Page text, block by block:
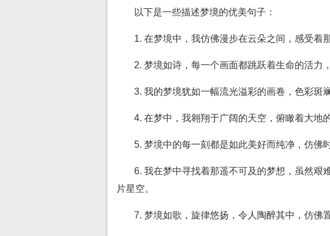
以下是一些描述梦境的优美句子：
1. 在梦境中，我仿佛漫步在云朵之间，感受着
2. 梦境如诗，每一个画面都跳跃着生命的活力
3. 我的梦境犹如一幅流光溢彩的画卷，色彩斑
4. 在梦中，我翱翔于广阔的天空，俯瞰着大地
5. 梦境中的每一刻都是如此美好而纯净，仿佛
6. 我在梦中寻找着那遥不可及的梦想，虽然艰
片星空。
7. 梦境如歌，旋律悠扬，令人陶醉其中，仿佛